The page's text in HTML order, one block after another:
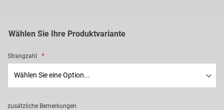
Wählen Sie Ihre Produktvariante
Strangzahl
zusätzliche Bemerkungen